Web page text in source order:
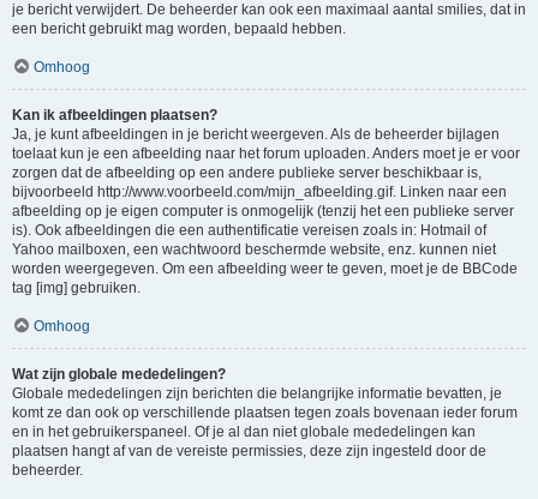
je bericht verwijdert. De beheerder kan ook een maximaal aantal smilies, dat in
een bericht gebruikt mag worden, bepaald hebben.
Omhoog
Kan ik afbeeldingen plaatsen?
Ja, je kunt afbeeldingen in je bericht weergeven. Als de beheerder bijlagen
toelaat kun je een afbeelding naar het forum uploaden. Anders moet je er voor
zorgen dat de afbeelding op een andere publieke server beschikbaar is,
bijvoorbeeld http://www.voorbeeld.com/mijn_afbeelding.gif. Linken naar een
afbeelding op je eigen computer is onmogelijk (tenzij het een publieke server
is). Ook afbeeldingen die een authentificatie vereisen zoals in: Hotmail of
Yahoo mailboxen, een wachtwoord beschermde website, enz. kunnen niet
worden weergegeven. Om een afbeelding weer te geven, moet je de BBCode
tag [img] gebruiken.
Omhoog
Wat zijn globale mededelingen?
Globale mededelingen zijn berichten die belangrijke informatie bevatten, je
komt ze dan ook op verschillende plaatsen tegen zoals bovenaan ieder forum
en in het gebruikerspaneel. Of je al dan niet globale mededelingen kan
plaatsen hangt af van de vereiste permissies, deze zijn ingesteld door de
beheerder.